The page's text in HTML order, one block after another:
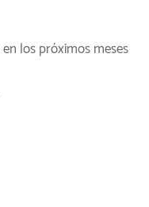
los próximos meses